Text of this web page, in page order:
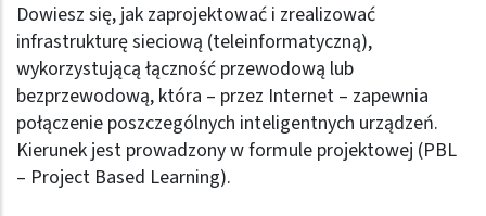
Dowiesz się, jak zaprojektować i zrealizować
infrastrukturę sieciową (teleinformatyczną),
wykorzystującą łączność przewodową lub
bezprzewodową, która – przez Internet – zapewnia
połączenie poszczególnych inteligentnych urządzeń.
Kierunek jest prowadzony w formule projektowej (PBL
– Project Based Learning).